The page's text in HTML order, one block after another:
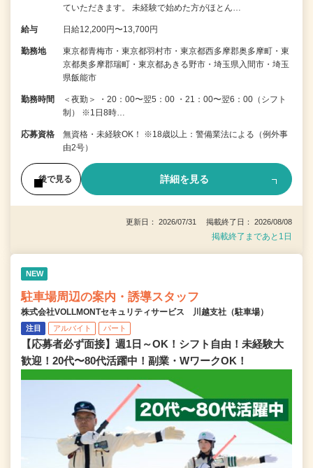
ていただきます。 未経験で始めた方がほとん…
給与 日給12,200円〜13,700円
勤務地
東京都青梅市・東京都羽村市・東京都西多摩郡奥多摩町・東
京都奥多摩郡瑞町・東京都あきる野市・埼玉県入間市・埼玉
県飯能市
勤務時間
＜夜勤＞ ・20：00〜翌5：00 ・21：00〜翌6：00（シフト
制） ※1日8時…
応募資格
無資格・未経験OK！ ※18歳以上：警備業法による（例外事
由2号）
後で見る 詳細を見る
更新日： 2026/07/31 掲載終了日： 2026/08/08
掲載終了まであと1日
NEW
駐車場周辺の案内・誘導スタッフ
株式会社VOLLMONTセキュリティサービス 川越支社（駐車場）
注目 アルバイト パート
【応募者必ず面接】週1日～OK！シフト自由！未経験大
歓迎！20代〜80代活躍中！副業・WワークOK！